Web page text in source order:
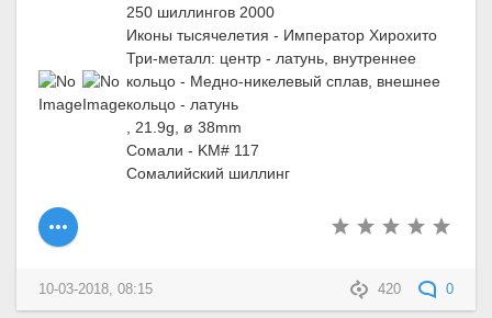
250 шиллингов 2000
Иконы тысячелетия - Император Хирохито
Три-металл: центр - латунь, внутреннее
кольцо - Медно-никелевый сплав, внешнее
кольцо - латунь
, 21.9g, ø 38mm
Сомали - KM# 117
Сомалийский шиллинг
420 0
10-03-2018, 08:15